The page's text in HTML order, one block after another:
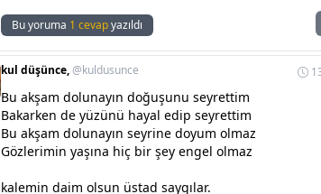
Bu yoruma 1 cevapyazıldı
kul düşünce,@kuldusunce
Bu akşam dolunayın doğuşunu seyrettim
Bakarken de yüzünü hayal edip seyrettim
Bu akşam dolunayın seyrine doyum olmaz
Gözlerimin yaşına hiç bir şey engel olmaz
kalemin daim olsun üstad saygılar.